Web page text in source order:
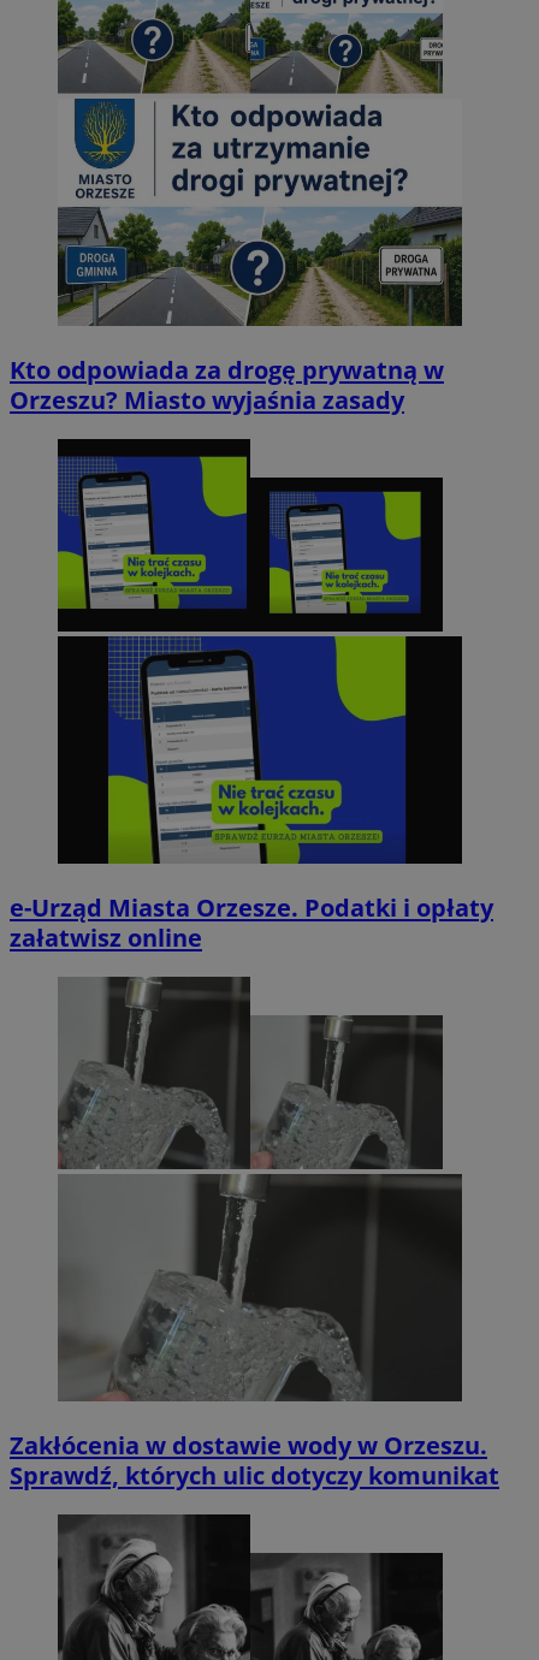
Kto odpowiada za drogę prywatną w
Orzeszu? Miasto wyjaśnia zasady
e-Urząd Miasta Orzesze. Podatki i opłaty
załatwisz online
Zakłócenia w dostawie wody w Orzeszu.
Sprawdź, których ulic dotyczy komunikat